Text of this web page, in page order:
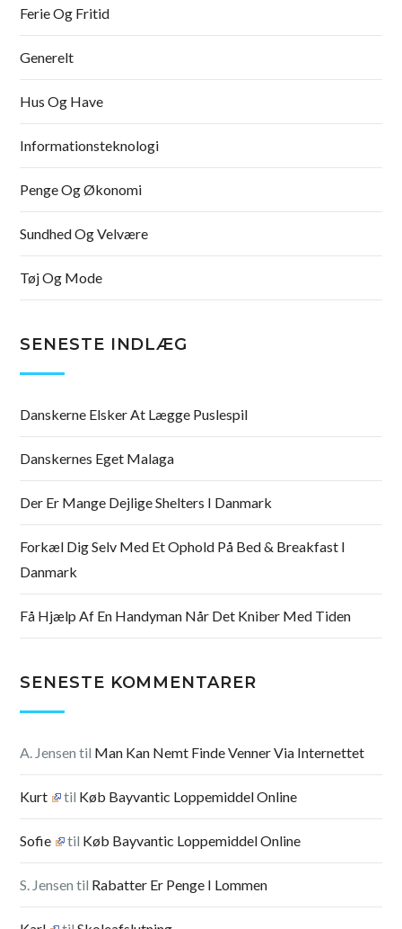
Ferie Og Fritid
Generelt
Hus Og Have
Informationsteknologi
Penge Og Økonomi
Sundhed Og Velvære
Tøj Og Mode
SENESTE INDLÆG
Danskerne Elsker At Lægge Puslespil
Danskernes Eget Malaga
Der Er Mange Dejlige Shelters I Danmark
Forkæl Dig Selv Med Et Ophold På Bed & Breakfast I
Danmark
Få Hjælp Af En Handyman Når Det Kniber Med Tiden
SENESTE KOMMENTARER
A. Jensen til Man Kan Nemt Finde Venner Via Internettet
Kurt til Køb Bayvantic Loppemiddel Online
Sofie til Køb Bayvantic Loppemiddel Online
S. Jensen til Rabatter Er Penge I Lommen